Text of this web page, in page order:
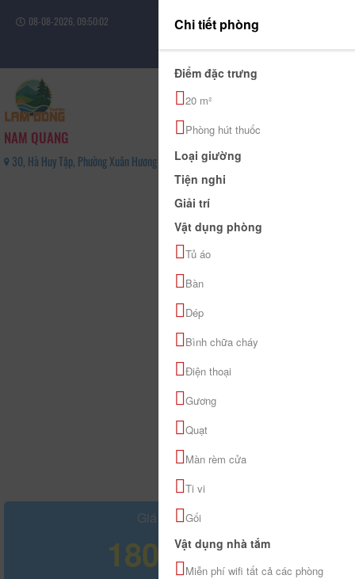
08-08-2026, 09:50:03
Đăng nhập
NAM QUANG
30, Hà Huy Tập, Phường Xuân Hương - Đà Lạt, Tỉnh Lâm Đồng - 0263 3823 783
Giá tham khảo
180.000 đ
Chi tiết phòng
Điểm đặc trưng
20 m²
Phòng hút thuốc
Loại giường
Tiện nghi
Giải trí
Vật dụng phòng
Tủ áo
Bàn
Dép
Bình chữa cháy
Điện thoại
Gương
Quạt
Màn rèm cửa
Ti vi
Gối
Vật dụng nhà tắm
Miễn phí wifi tất cả các phòng